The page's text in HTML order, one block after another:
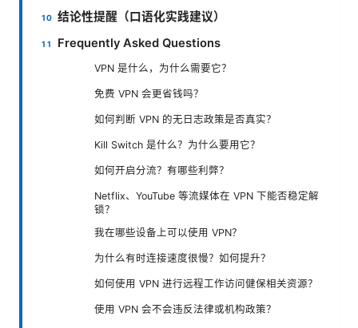
结论性提醒（口语化实践建议）
Frequently Asked Questions
VPN 是什么，为什么需要它？
免费 VPN 会更省钱吗？
如何判断 VPN 的无日志政策是否真实？
Kill Switch 是什么？为什么要用它？
如何开启分流？有哪些利弊？
Netflix、YouTube 等流媒体在 VPN 下能否稳定解
锁？
我在哪些设备上可以使用 VPN？
为什么有时连接速度很慢？如何提升？
如何使用 VPN 进行远程工作访问健保相关资源？
使用 VPN 会不会违反法律或机构政策？